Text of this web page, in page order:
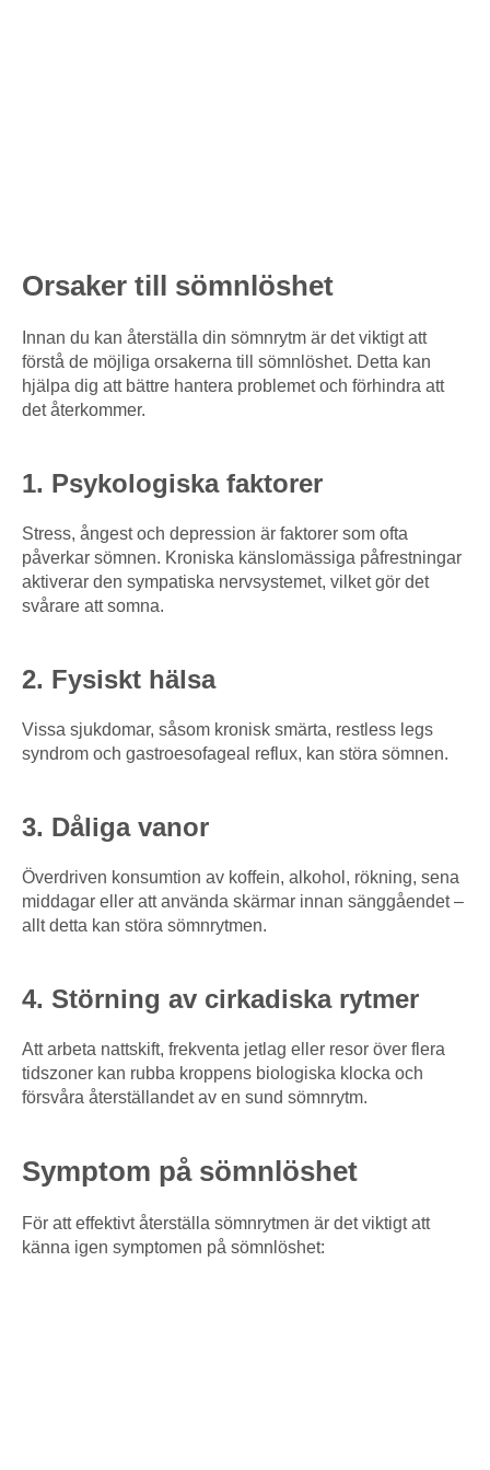
Orsaker till sömnlöshet
Innan du kan återställa din sömnrytm är det viktigt att
förstå de möjliga orsakerna till sömnlöshet. Detta kan
hjälpa dig att bättre hantera problemet och förhindra att
det återkommer.
1. Psykologiska faktorer
Stress, ångest och depression är faktorer som ofta
påverkar sömnen. Kroniska känslomässiga påfrestningar
aktiverar den sympatiska nervsystemet, vilket gör det
svårare att somna.
2. Fysiskt hälsa
Vissa sjukdomar, såsom kronisk smärta, restless legs
syndrom och gastroesofageal reflux, kan störa sömnen.
3. Dåliga vanor
Överdriven konsumtion av koffein, alkohol, rökning, sena
middagar eller att använda skärmar innan sänggåendet –
allt detta kan störa sömnrytmen.
4. Störning av cirkadiska rytmer
Att arbeta nattskift, frekventa jetlag eller resor över flera
tidszoner kan rubba kroppens biologiska klocka och
försvåra återställandet av en sund sömnrytm.
Symptom på sömnlöshet
För att effektivt återställa sömnrytmen är det viktigt att
känna igen symptomen på sömnlöshet: